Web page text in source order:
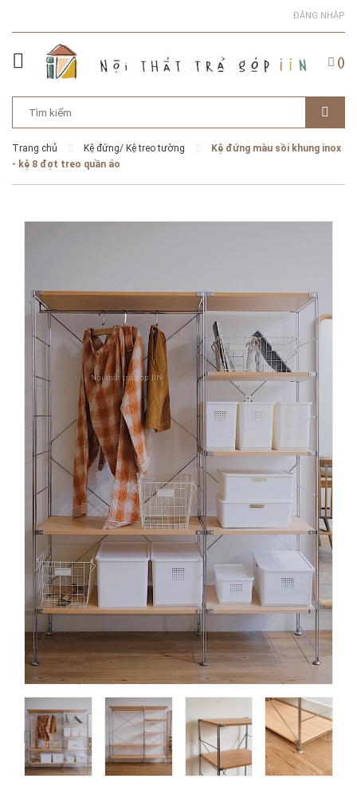
ĐĂNG NHẬP
()
Trang chủ Kệ đứng/ Kệ treo tường
Kệ đứng màu sồi khung inox
- kệ 8 đợt treo quần áo